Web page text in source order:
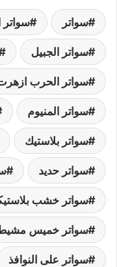
c
e
b
o
o
k
itt
er
ai
l
سواتر سواتر
سواتر الجبيل
سواتر الحرب
سواتر المنيوم
سواتر بلاستيك
سواتر حديد
سواتر خشب
سواتر خميس
سواتر على النوافذ